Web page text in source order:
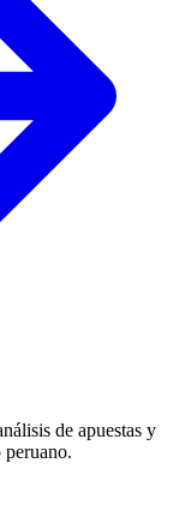
de apuestas y
peruano.